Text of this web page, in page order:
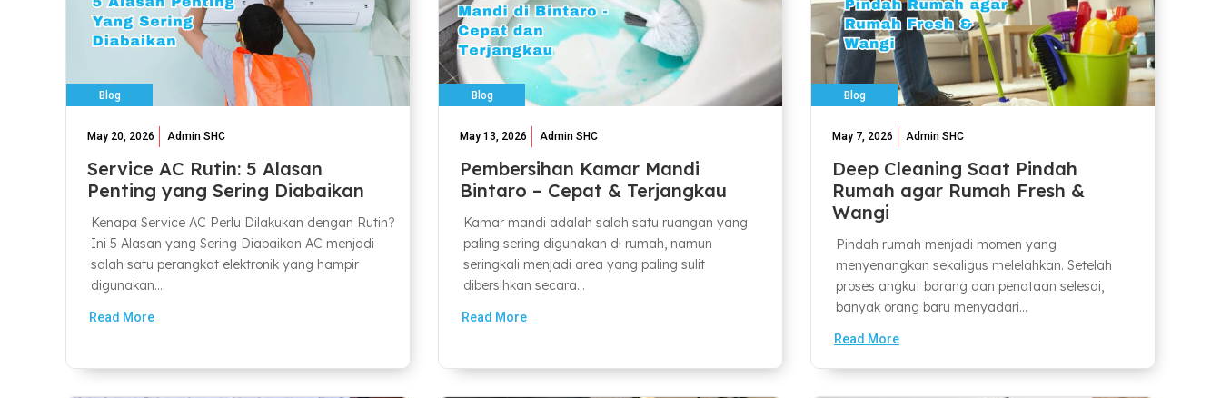
Blog
May 20, 2026 Admin SHC
Service AC Rutin: 5 Alasan
Penting yang Sering Diabaikan
Kenapa Service AC Perlu Dilakukan dengan Rutin?
Ini 5 Alasan yang Sering Diabaikan AC menjadi
salah satu perangkat elektronik yang hampir
digunakan...
Read More
Blog
May 13, 2026 Admin SHC
Pembersihan Kamar Mandi
Bintaro – Cepat & Terjangkau
Kamar mandi adalah salah satu ruangan yang
paling sering digunakan di rumah, namun
seringkali menjadi area yang paling sulit
dibersihkan secara...
Read More
Blog
May 7, 2026 Admin SHC
Deep Cleaning Saat Pindah
Rumah agar Rumah Fresh &
Wangi
Pindah rumah menjadi momen yang
menyenangkan sekaligus melelahkan. Setelah
proses angkut barang dan penataan selesai,
banyak orang baru menyadari...
Read More